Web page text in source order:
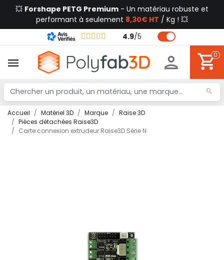
💥 Forshape PETG Premium - Un matériau robuste et
performant à seulement 8,30€ HT / Kg ! 💥
4.9/5
0
Accueil Matériel 3D Marque
Raise 3D
Pièces détachées Raise3D
Carte connexion extrudeur Raise3D Série N